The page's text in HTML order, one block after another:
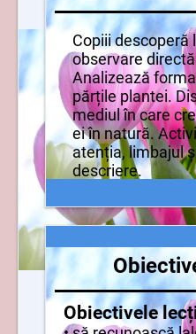
Copiii descoperă
observare
Analizează
părțile plantei.
mediul în care
ei în natură.
atenția, limbajul
descriere.
Obiectivele